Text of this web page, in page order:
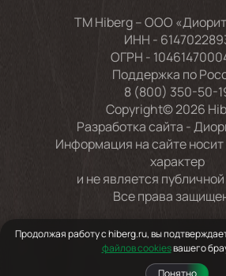
TM Hiberg – ООО
ИНН -
ОГРН -
Поддержка по
8 (800) 350-50-
Copyright© 2026
Разработка сайта -
Информация на сайте
характер
и не является
Все права
Продолжая работу с hiberg.ru, вы
файлов cookiesвашего
Понятно